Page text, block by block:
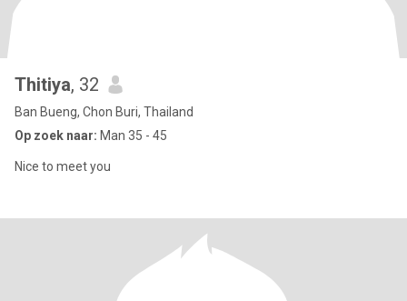
Thitiya, 32
Ban Bueng, Chon Buri, Thailand
Op zoek naar: Man 35 - 45
Nice to meet you